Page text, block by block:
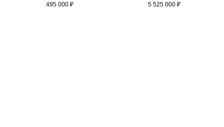
495 000 ₽ 5 525 000 ₽